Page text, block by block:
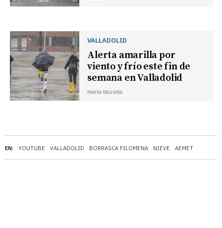
EN: YOUTUBE VALLADOLID BORRASCA FILOMENA NIEVE AEMET
VALLADOLID
Alerta amarilla por
viento y frío este fin de
semana en Valladolid
maria-bausela